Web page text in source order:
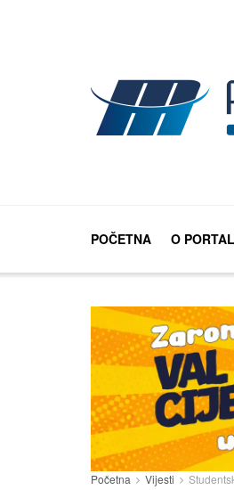
POČETNA O
Početna Vijesti